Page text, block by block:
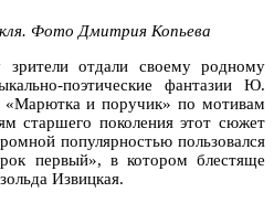
Фото Дмитрия Копьева
отдали своему родному
поэтические фантазии Ю.
и поручик» по мотивам
старшего поколения этот сюжет
популярностью пользовался
первый», в котором блестяще
Извицкая.